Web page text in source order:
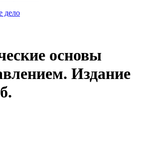
дело
основы
Издание